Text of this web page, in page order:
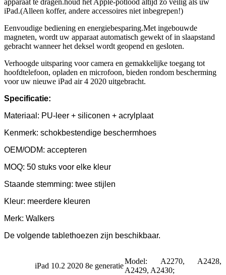
iPad.(Alleen koffer, andere accessoires niet inbegrepen!)
Eenvoudige bediening en energiebesparing.Met ingebouwde
magneten, wordt uw apparaat automatisch gewekt of in slaapstand
gebracht wanneer het deksel wordt geopend en gesloten.
Verhoogde uitsparing voor camera en gemakkelijke toegang tot
hoofdtelefoon, opladen en microfoon, bieden rondom bescherming
voor uw nieuwe iPad air 4 2020 uitgebracht.
Specificatie:
Materiaal: PU-leer + siliconen + acrylplaat
Kenmerk: schokbestendige beschermhoes
OEM/ODM: accepteren
MOQ: 50 stuks voor elke kleur
Staande stemming: twee stijlen
Kleur: meerdere kleuren
Merk: Walkers
De volgende tablethoezen zijn beschikbaar.
iPad 10.2 2020 8e generatie
Model: A2270, A2428,
A2429, A2430;